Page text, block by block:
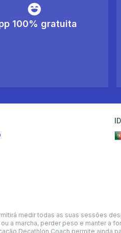
100% gratuita
medir todas as suas sessões
a marcha, perder peso e manter
Decathlon Coach permite